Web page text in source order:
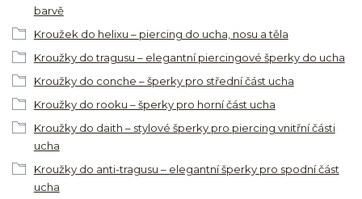
barvě
Kroužek do helixu – piercing do ucha, nosu a těla
Kroužky do tragusu – elegantní piercingové šperky do ucha
Kroužky do conche – šperky pro střední část ucha
Kroužky do rooku – šperky pro horní část ucha
Kroužky do daith – stylové šperky pro piercing vnitřní části
ucha
Kroužky do anti-tragusu – elegantní šperky pro spodní část
ucha